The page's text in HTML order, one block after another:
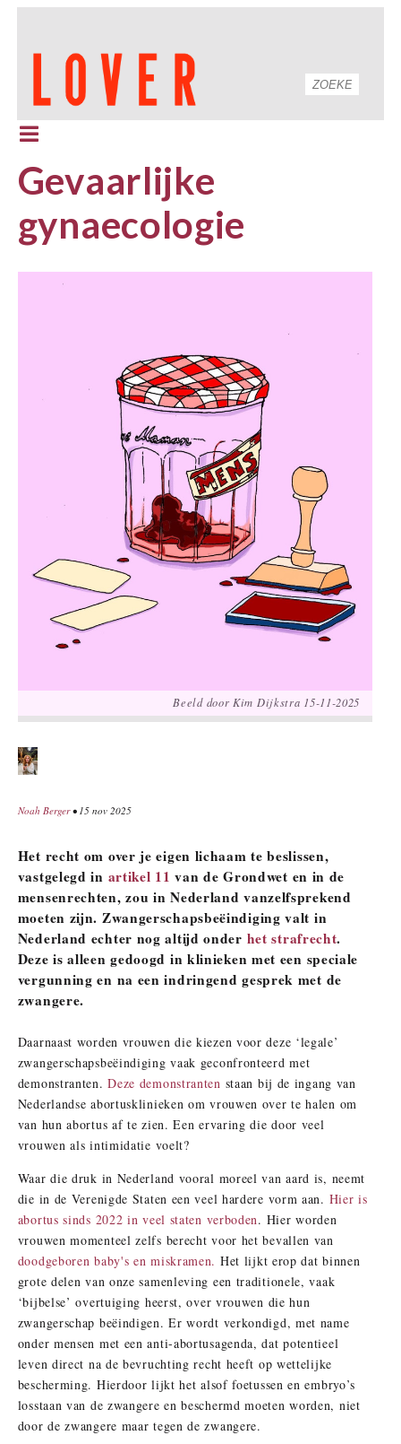
Gevaarlijke
gynaecologie
Beeld door Kim Dijkstra 15-11-2025
Noah Berger• 15 nov 2025
Het recht om over je eigen lichaam te beslissen,
vastgelegd in artikel 11 van de Grondwet en in de
mensenrechten, zou in Nederland vanzelfsprekend
moeten zijn. Zwangerschapsbeëindiging valt in
Nederland echter nog altijd onder het strafrecht.
Deze is alleen gedoogd in klinieken met een speciale
vergunning en na een indringend gesprek met de
zwangere.
Daarnaast worden vrouwen die kiezen voor deze ‘legale’
zwangerschapsbeëindiging vaak geconfronteerd met
demonstranten.Deze demonstranten staan bij de ingang van
Nederlandse abortusklinieken om vrouwen over te halen om
van hun abortus af te zien. Een ervaring die door veel
vrouwen als intimidatie voelt?
Waar die druk in Nederland vooral moreel van aard is, neemt
die in de Verenigde Staten een veel hardere vorm aan. Hier is
abortus sinds 2022 in veel staten verboden. Hier worden
vrouwen momenteel zelfs berecht voor het bevallen van
doodgeboren baby's en miskramen. Het lijkt erop dat binnen
grote delen van onze samenleving een traditionele, vaak
‘bijbelse’ overtuiging heerst, over vrouwen die hun
zwangerschap beëindigen. Er wordt verkondigd, met name
onder mensen met een anti-abortusagenda, dat potentieel
leven direct na de bevruchting recht heeft op wettelijke
bescherming. Hierdoor lijkt het alsof foetussen en embryo’s
losstaan van de zwangere en beschermd moeten worden, niet
door de zwangere maar tegen de zwangere.